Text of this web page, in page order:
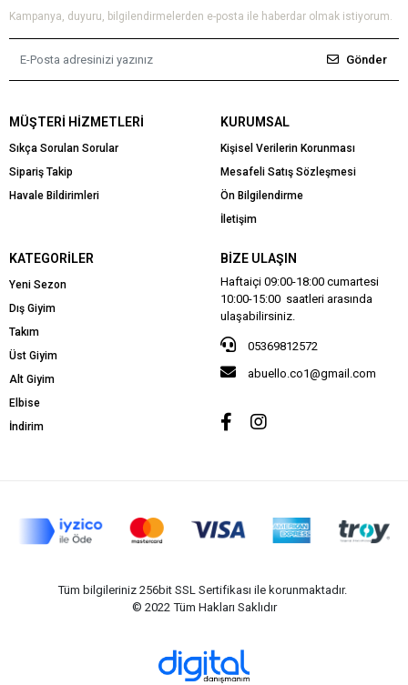
Kampanya, duyuru, bilgilendirmelerden e-posta ile haberdar olmak istiyorum.
Gönder
MÜŞTERI HIZMETLERI
Sıkça Sorulan Sorular
Sipariş Takip
Havale Bildirimleri
KURUMSAL
Kişisel Verilerin Korunması
Mesafeli Satış Sözleşmesi
Ön Bilgilendirme
İletişim
KATEGORILER
Yeni Sezon
Dış Giyim
Takım
Üst Giyim
Alt Giyim
Elbise
İndirim
BIZE ULAŞIN
Haftaiçi 09:00-18:00 cumartesi
10:00-15:00 saatleri arasında
ulaşabilirsiniz.
05369812572
abuello.co1@gmail.com
Tüm bilgileriniz 256bit SSL Sertifikası ile korunmaktadır.
© 2022 Tüm Hakları Saklıdır